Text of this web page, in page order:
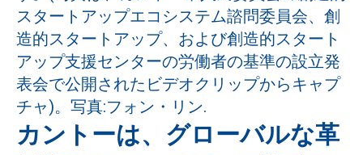
カントーは、グローバルな革